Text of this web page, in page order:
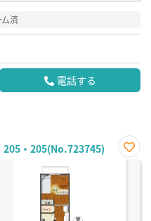
ム済
電話する
205・205(No.723745)
お気